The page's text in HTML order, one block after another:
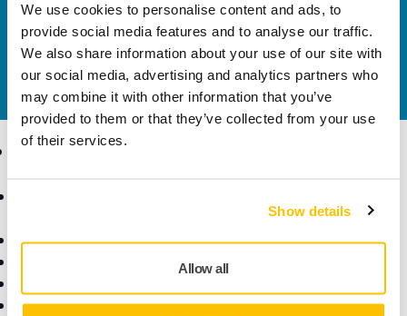
We use cookies to personalise content and ads, to
provide social media features and to analyse our traffic.
We also share information about your use of our site with
our social media, advertising and analytics partners who
may combine it with other information that you’ve
provided to them or that they’ve collected from your use
of their services.
Show details
Allow all
Bize Ulaşın
Daha fazla bilgi edinmek ister misiniz? Lütfen bizimle
iletişime geçin
ve uzman ekibimiz sorularınızı
yanıtlasın.
Ürünler
Bütün Ürünler
Robotik ve Otomasyon
Uygulamalar
Çözümler